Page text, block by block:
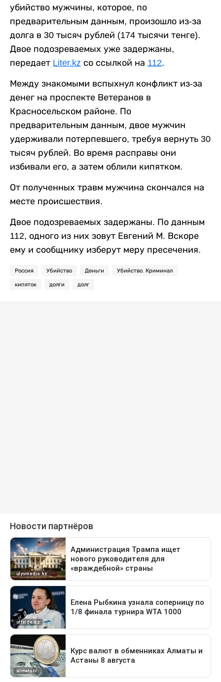
убийство мужчины, которое, по
предварительным данным, произошло из-за
долга в 30 тысяч рублей (174 тысячи тенге).
Двое подозреваемых уже задержаны,
передает Liter.kz со ссылкой на 112.
Между знакомыми вспыхнул конфликт из-за
денег на проспекте Ветеранов в
Красносельском районе. По
предварительным данным, двое мужчин
удерживали потерпевшего, требуя вернуть 30
тысяч рублей. Во время расправы они
избивали его, а затем облили кипятком.
От полученных травм мужчина скончался на
месте происшествия.
Двое подозреваемых задержаны. По данным
112, одного из них зовут Евгений М. Вскоре
ему и сообщнику изберут меру пресечения.
Россия Убийство Деньги Убийство. Криминал
кипяток долги долг